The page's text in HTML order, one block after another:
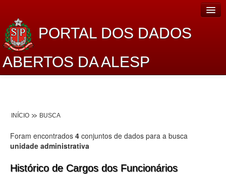
PORTAL DOS DADOS
ABERTOS DA ALESP
Lei de Acesso à Informação
Dados Governamentais Abertos
INÍCIO BUSCA
Foram encontrados 4 conjuntos de dados para a busca
unidade administrativa
Histórico de Cargos dos Funcionários